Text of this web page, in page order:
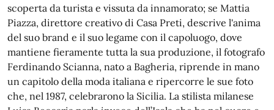
scoperta da turista e vissuta da innamorato; se Mattia
Piazza, direttore creativo di Casa Preti, descrive l'anima
del suo brand e il suo legame con il capoluogo, dove
mantiene fieramente tutta la sua produzione, il fotografo
Ferdinando Scianna, nato a Bagheria, riprende in mano
un capitolo della moda italiana e ripercorre le sue foto
che, nel 1987, celebrarono la Sicilia. La stilista milanese